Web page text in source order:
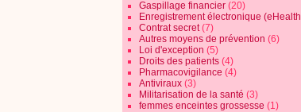
Gaspillage financier (20)
Enregistrement électronique
Contrat secret(7)
Autres moyens de prévention (6)
Loi d'exception (5)
Droits des patients (4)
Pharmacovigilance (4)
Antiviraux (3)
Militarisation de la santé (3)
femmes enceintes grossesse (1)